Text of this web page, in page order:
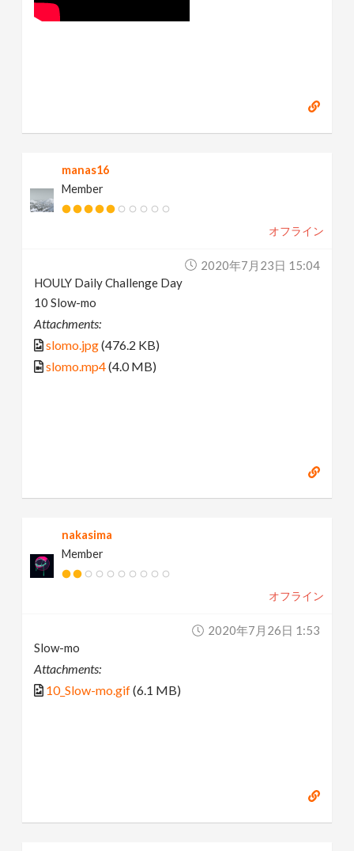
manas16
Member
オフライン
2020年7月23日 15:04
HOULY Daily Challenge Day
10 Slow-mo
Attachments:
slomo.jpg(476.2 KB)
slomo.mp4(4.0 MB)
nakasima
Member
オフライン
2020年7月26日 1:53
Slow-mo
Attachments:
10_Slow-mo.gif(6.1 MB)